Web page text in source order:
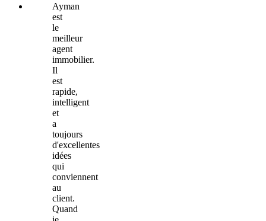
Ayman
est
le
meilleur
agent
immobilier.
Il
est
rapide,
intelligent
et
a
toujours
d'excellentes
idées
qui
conviennent
au
client.
Quand